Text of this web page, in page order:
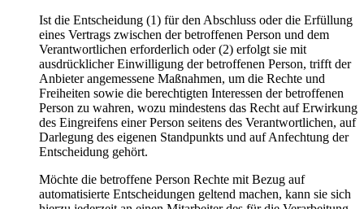
Ist die Entscheidung (1) für den Abschluss oder die Erfüllung
eines Vertrags zwischen der betroffenen Person und dem
Verantwortlichen erforderlich oder (2) erfolgt sie mit
ausdrücklicher Einwilligung der betroffenen Person, trifft der
Anbieter angemessene Maßnahmen, um die Rechte und
Freiheiten sowie die berechtigten Interessen der betroffenen
Person zu wahren, wozu mindestens das Recht auf Erwirkung
des Eingreifens einer Person seitens des Verantwortlichen, auf
Darlegung des eigenen Standpunkts und auf Anfechtung der
Entscheidung gehört.
Möchte die betroffene Person Rechte mit Bezug auf
automatisierte Entscheidungen geltend machen, kann sie sich